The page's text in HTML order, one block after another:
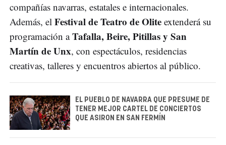
compañías navarras, estatales e internacionales.
Además, el Festival de Teatro de Olite extenderá su
programación aTafalla, Beire, Pitillas y San
Martín de Unx, con espectáculos, residencias
creativas, talleres y encuentros abiertos al público.
EL PUEBLO DE NAVARRA QUE PRESUME DE
TENER MEJOR CARTEL DE CONCIERTOS
QUE ASIRON EN SAN FERMÍN